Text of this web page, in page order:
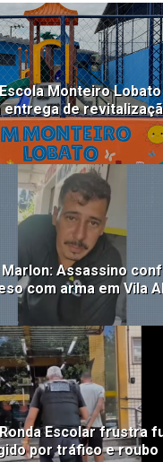
Monteiro
entrega de
Assassino
com arma em Vila
Escolar frustra
por tráfico e roubo